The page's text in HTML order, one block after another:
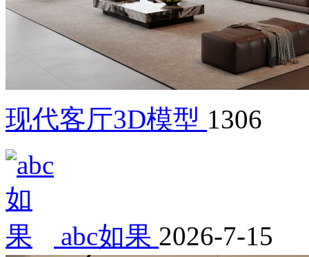
现代客厅3D模型 1306
abc如果 2026-7-15